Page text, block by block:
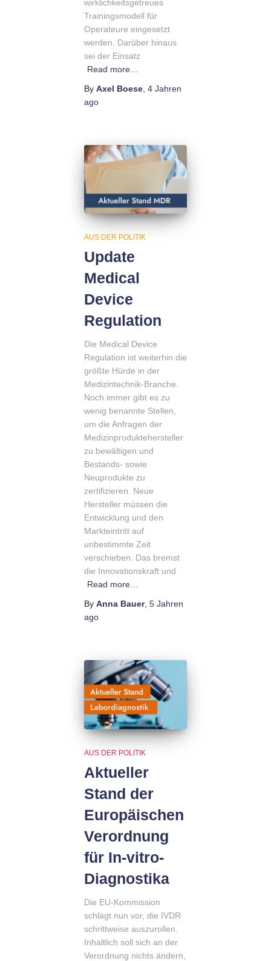
wirklichkeitsgetreues
Trainingsmodell für
Operateure eingesetzt
werden. Darüber hinaus
sei der Einsatz
Read more…
By Axel Boese 4 Jahren
ago
AUS DER POLITIK
Update
Medical
Device
Regulation
Die Medical Device
Regulation ist weiterhin die
größte Hürde in der
Medizintechnik-Branche.
Noch immer gibt es zu
wenig benannte Stellen,
um die Anfragen der
Medizinproduktehersteller
zu bewältigen und
Bestands- sowie
Neuprodukte zu
zertifizieren. Neue
Hersteller müssen die
Entwicklung und den
Markteintritt auf
unbestimmte Zeit
verschieben. Das bremst
die Innovationskraft und
Read more…
By Anna Bauer, 5 Jahren
ago
AUS DER POLITIK
Aktueller
Stand der
Europäischen
Verordnung
für In-vitro-
Diagnostika
Die EU-Kommission
schlägt nun vor, die IVDR
schrittweise auszurollen.
Inhaltlich soll sich an der
Verordnung nichts ändern,